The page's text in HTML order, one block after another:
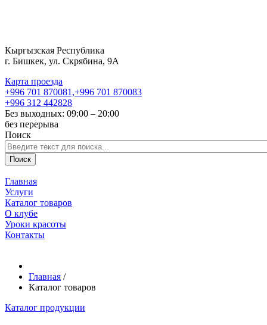
Кыргызская Республика
г. Бишкек, ул. Скрябина, 9А
Карта проезда
+996 701 870081,+996 701 870083
+996 312 442828
Без выходных: 09:00 – 20:00
без перерыва
Поиск
Поиск
Главная
Услуги
Каталог товаров
О клубе
Уроки красоты
Контакты
Главная /
Каталог товаров
Каталог продукции